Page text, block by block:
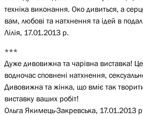
техніка виконання. Око дивиться, а
вам, любові та натхнення та ідей в
Лілія, 17.01.2013 р.
***
Дуже дивовижна та чарівна виставка!
водночас сповнені натхнення,
Дивовижна та жінка, що вміє так
виставку ваших робіт!
Ольга Якимець-Закревська, 17.01.2013